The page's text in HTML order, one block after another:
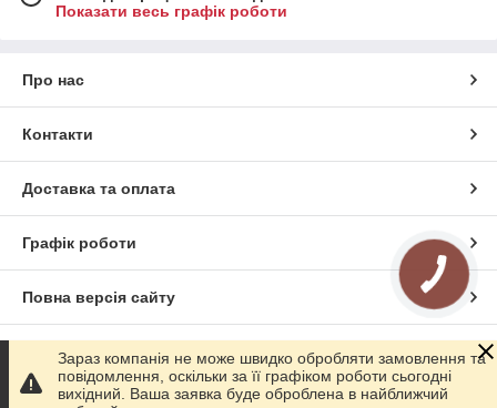
Показати весь графік роботи
Про нас
Контакти
Доставка та оплата
Графік роботи
Повна версія сайту
Сайт створено на маркетплейсіProm.ua
Зараз компанія не може швидко обробляти замовлення та
повідомлення, оскільки за її графіком роботи сьогодні
вихідний. Ваша заявка буде оброблена в найближчий